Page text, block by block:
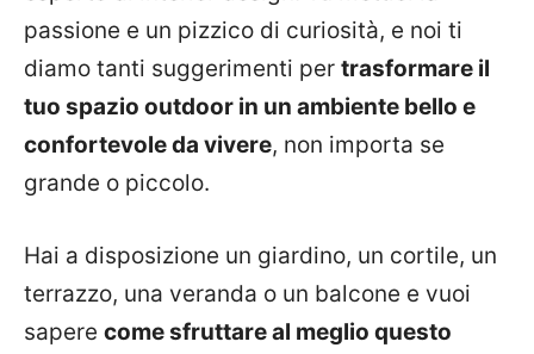
passione e un pizzico di curiosità, e noi ti
diamo tanti suggerimenti per trasformare il
tuo spazio outdoor in un ambiente bello e
confortevole da vivere, non importa se
grande o piccolo.
Hai a disposizione un giardino, un cortile, un
terrazzo, una veranda o un balcone e vuoi
sapere come sfruttare al meglio questo